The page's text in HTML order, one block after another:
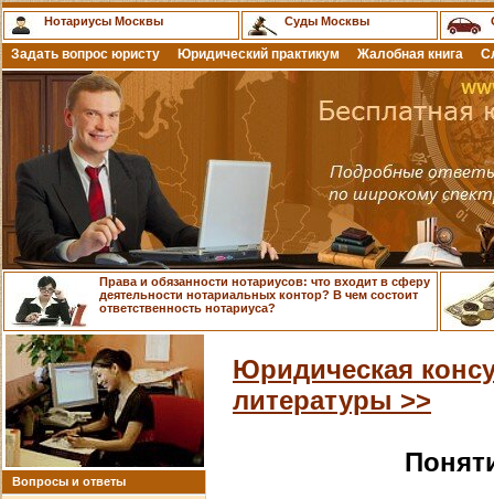
Нотариусы Москвы Суды Москвы
Задать вопрос юристу Юридический практикум Жалобная книга
Права и обязанности нотариусов: что входит в сферу
деятельности нотариальных контор? В чем состоит
ответственность нотариуса?
Вопросы и ответы
Юридическая
литературы >>